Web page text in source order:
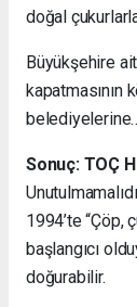
doğal
Büyükşehire
kapatmasının
Sonuç: TOÇ
1994’te “Çöp,
başlangıcı
doğurabilir.